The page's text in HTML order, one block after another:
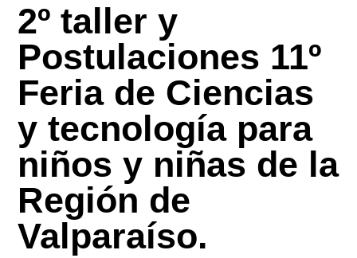
2º taller y
Postulaciones 11º
Feria de Ciencias
y tecnología para
niños y niñas de la
Región de
Valparaíso.